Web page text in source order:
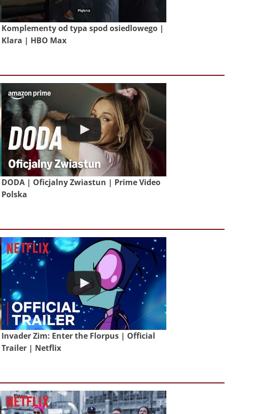
Komplementy od typa spod osiedlowego |
Klara | HBO Max
DODA | Oficjalny Zwiastun | Prime Video
Polska
Invader Zim: Enter the Florpus | Official
Trailer | Netflix